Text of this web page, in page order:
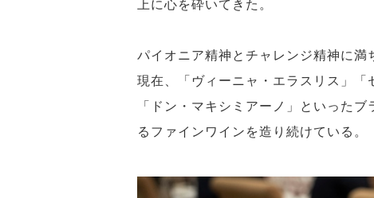
上に心を砕いてきた。
パイオニア精神とチャレンジ精神に満
現在、「ヴィーニャ・エラスリス」「
「ドン・マキシミアーノ」といった
るファインワインを造り続けている。